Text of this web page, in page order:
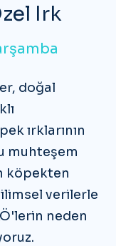
Irk
, doğal
ırklarının
muhteşem
köpekten
verilerle
neden